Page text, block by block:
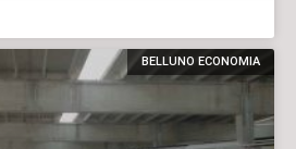
BELLUNO ECONOMIA